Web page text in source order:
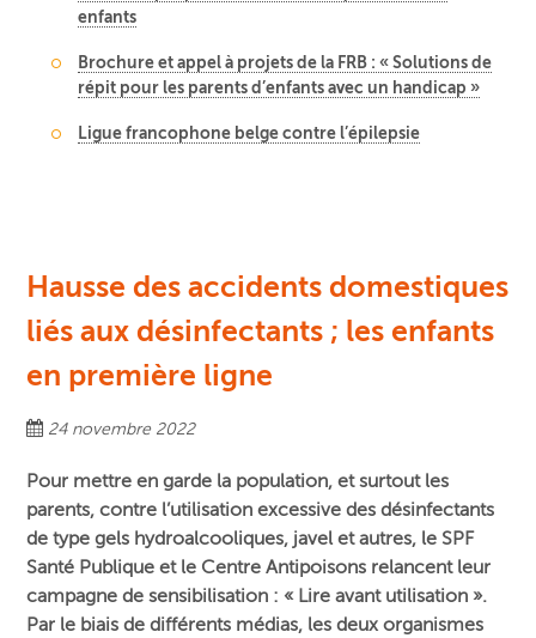
enfants
Brochure et appel à projets de la FRB : « Solutions de
répit pour les parents d’enfants avec un handicap »
Ligue francophone belge contre l’épilepsie
Hausse des accidents domestiques
liés aux désinfectants ; les enfants
en première ligne
24 novembre 2022
Pour mettre en garde la population, et surtout les
parents, contre l’utilisation excessive des désinfectants
de type gels hydroalcooliques, javel et autres, le SPF
Santé Publique et le Centre Antipoisons relancent leur
campagne de sensibilisation : « Lire avant utilisation ».
Par le biais de différents médias, les deux organismes